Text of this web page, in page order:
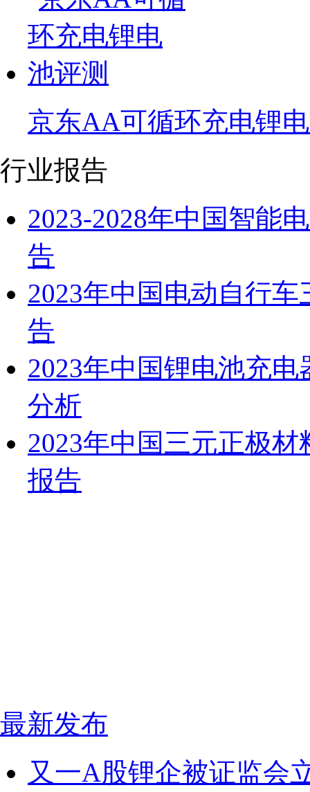
京东AA可循环充电锂
行业报告
2023-2028年中国智能
告
2023年中国电动自行
告
2023年中国锂电池充
分析
2023年中国三元正极
报告
最新发布
又一A股锂企被证监会